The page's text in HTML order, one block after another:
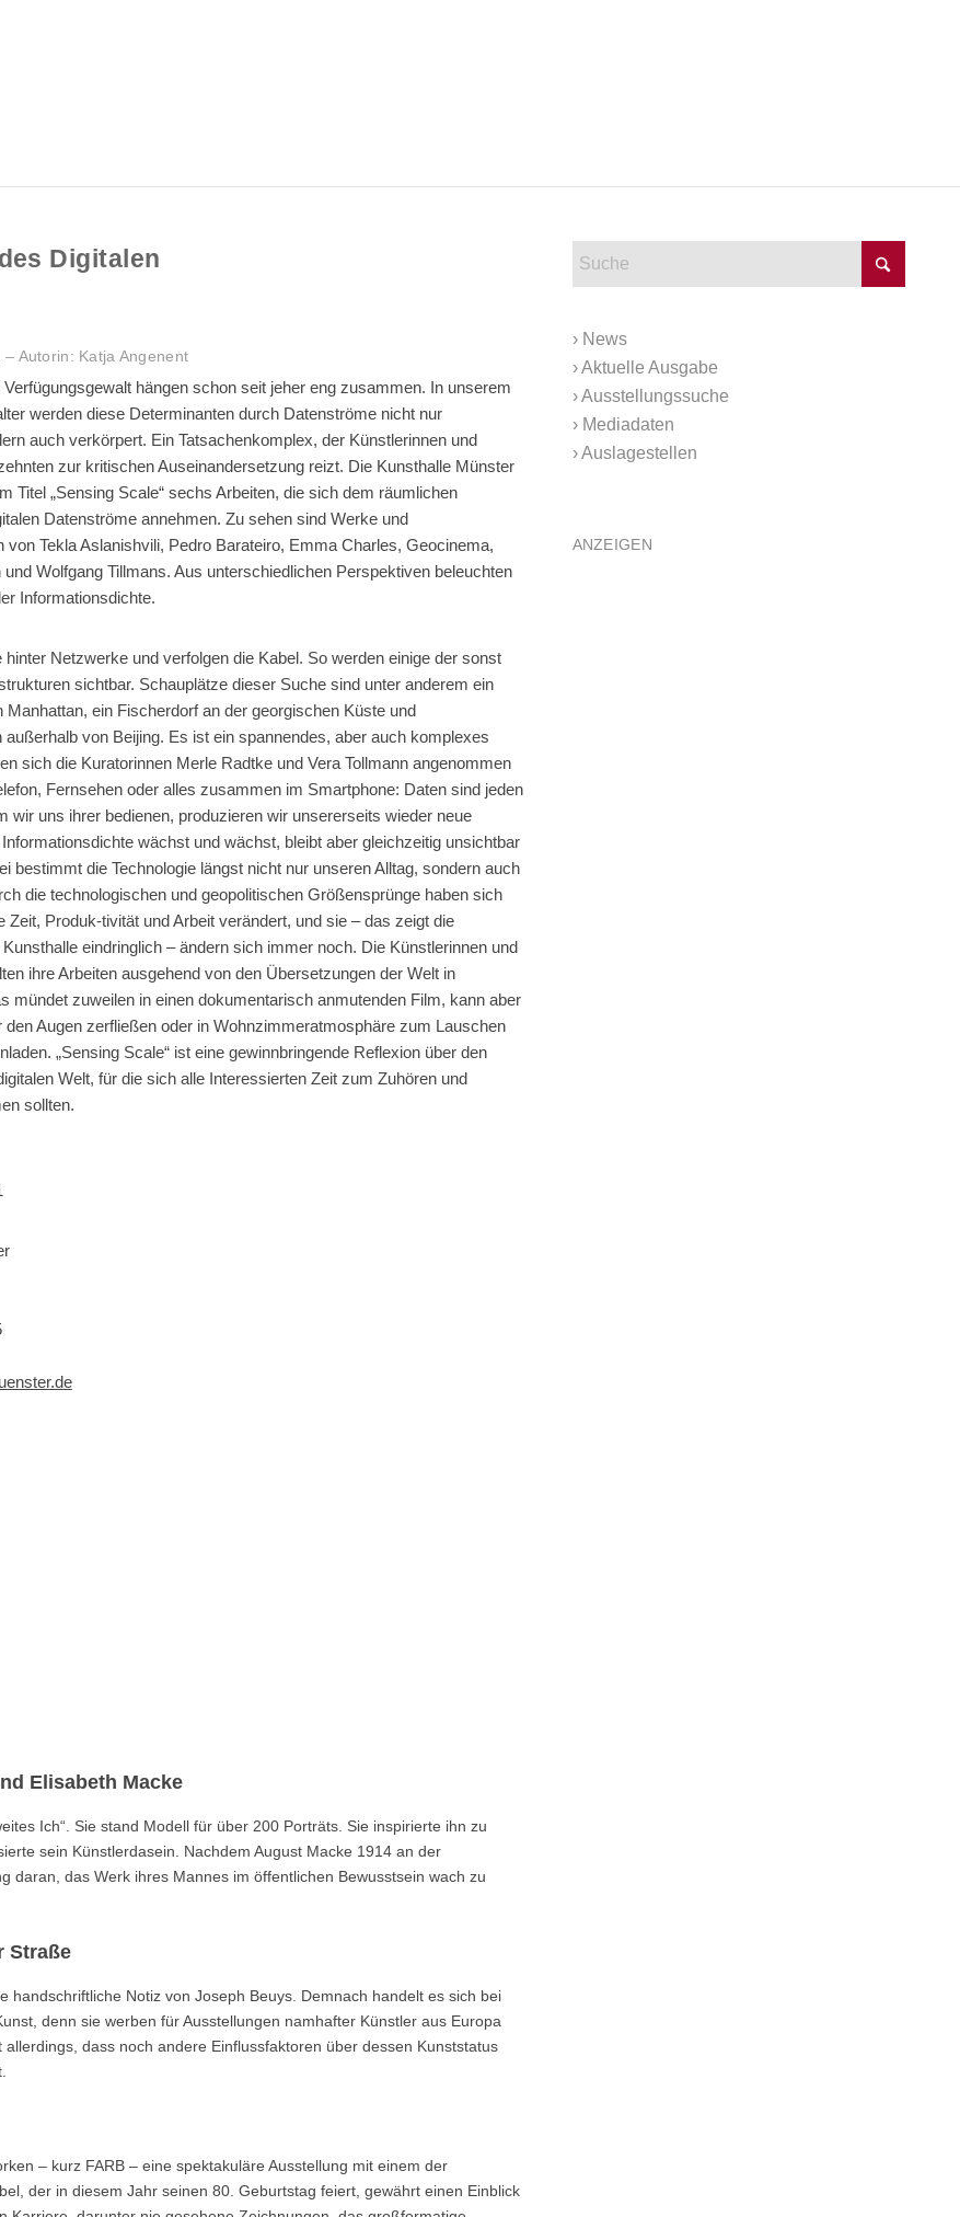
Digitalen
– Autorin: Katja Angenent
hängen schon seit jeher eng zusammen. In unserem
werden diese Determinanten durch Datenströme nicht nur
auch verkörpert. Ein Tatsachenkomplex, der Künstlerinnen und
zur kritischen Auseinandersetzung reizt. Die Kunsthalle Münster
Titel „Sensing Scale“ sechs Arbeiten, die sich dem räumlichen
Datenströme annehmen. Zu sehen sind Werke und
von Tekla Aslanishvili, Pedro Barateiro, Emma Charles, Geocinema,
und Wolfgang Tillmans. Aus unterschiedlichen Perspektiven beleuchten
Informationsdichte.
hinter Netzwerke und verfolgen die Kabel. So werden einige der sonst
sichtbar. Schauplätze dieser Suche sind unter anderem ein
Manhattan, ein Fischerdorf an der georgischen Küste und
außerhalb von Beijing. Es ist ein spannendes, aber auch komplexes
sich die Kuratorinnen Merle Radtke und Vera Tollmann angenommen
Fernsehen oder alles zusammen im Smartphone: Daten sind jeden
wir uns ihrer bedienen, produzieren wir unsererseits wieder neue
wächst und wächst, bleibt aber gleichzeitig unsichtbar
bestimmt die Technologie längst nicht nur unseren Alltag, sondern auch
die technologischen und geopolitischen Größensprünge haben sich
Zeit, Produk-tivität und Arbeit verändert, und sie – das zeigt die
eindringlich – ändern sich immer noch. Die Künstlerinnen und
ihre Arbeiten ausgehend von den Übersetzungen der Welt in
mündet zuweilen in einen dokumentarisch anmutenden Film, kann aber
Augen zerfließen oder in Wohnzimmeratmosphäre zum Lauschen
„Sensing Scale“ ist eine gewinnbringende Reflexion über den
Welt, für die sich alle Interessierten Zeit zum Zuhören und
sollten.
Elisabeth Macke
Ich“. Sie stand Modell für über 200 Porträts. Sie inspirierte ihn zu
sein Künstlerdasein. Nachdem August Macke 1914 an der
daran, das Werk ihres Mannes im öffentlichen Bewusstsein wach zu
Straße
handschriftliche Notiz von Joseph Beuys. Demnach handelt es sich bei
denn sie werben für Ausstellungen namhafter Künstler aus Europa
dass noch andere Einflussfaktoren über dessen Kunststatus
– kurz FARB – eine spektakuläre Ausstellung mit einem der
der in diesem Jahr seinen 80. Geburtstag feiert, gewährt einen Einblick
› News
›Aktuelle Ausgabe
›Ausstellungssuche
› Mediadaten
›Auslagestellen
ANZEIGEN